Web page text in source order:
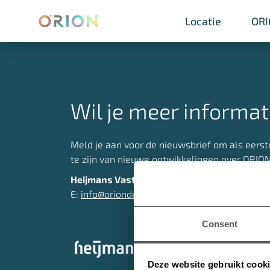
Consent
Deze website gebruikt
Locatie
Wil je meer
Meld je aan voor de nieuwsbrief om als
te zijn van nieuwe ontwikkelingen over
Heijmans Vastgoed B.V. | Marith Houweling
E: info@oriondenhaag.nl
Locatie